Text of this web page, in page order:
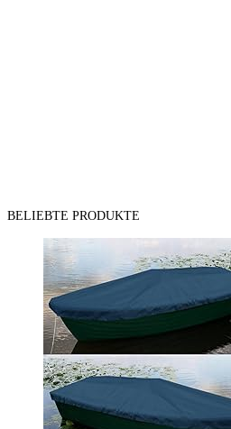
BELIEBTE PRODUKTE